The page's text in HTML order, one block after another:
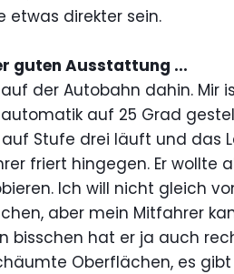
etwas direkter sein.
guten Ausstattung ...
der Autobahn dahin. Mir
auf 25 Grad
Stufe drei läuft und das
friert hingegen. Er wollte
Ich will nicht gleich
aber mein Mitfahrer
bisschen hat er ja auch
Oberflächen, es